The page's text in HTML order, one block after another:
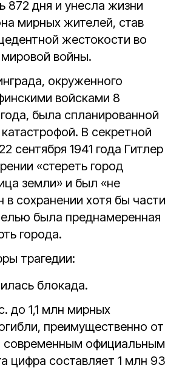
872 дня и унесла жизни
мирных жителей, став
жестокости во
войны.
окруженного
войсками 8
года, была спланированной
В секретной
сентября 1941 года Гитлер
«стереть город
земли» и был «не
в сохранении хотя бы части
была преднамеренная
города.
трагедии:
блокада.
до 1,1 млн мирных
преимущественно от
современным официальным
цифра составляет 1 млн 93